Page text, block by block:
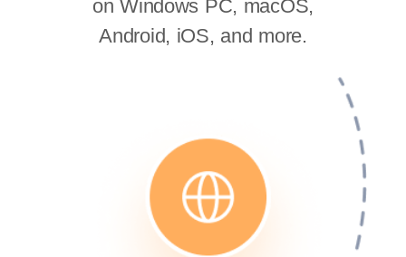
on Windows PC, macOS,
Android, iOS, and more.